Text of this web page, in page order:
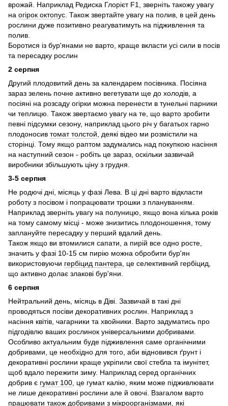
врожай. Наприклад Редиска Глорієт F1, зверніть такожу увагу
на огірок октопус. Також звертайте увагу на полив, в цей день
рослини дуже позитивно реагуватимуть на підживлення та
полив.
Боротися із бур'янами не варто, краще вкласти усі сили в посів
та пересадку рослин
2 серпня
Другий плодовитий день за календарем посівника. Посіяна
зараз зелень почне активно вегетувати ще до холодів, а
посіяні на розсаду огірки можна перенести в тунельні парники
чи теплицю. Також звертаємо увагу на те, що варто зробити
певні підсумки сезону, наприклад цього річ у багатьох гарно
плодоносив томат толстой, деякі відео ми розмістили на
сторінці. Тому якщо раптом задумались над покупкою насіння
на наступний сезон - робіть це зараз, оскільки зазвичай
виробники збільшують ціну з грудня.
3-5 серпня
Не родючі дні, місяць у фазі Лева. В ці дні варто відкласти
роботу з посівом і попрацювати трошки з плануванням.
Наприклад зверніть увагу на полуницю, якщо вона кілька років
на тому самому місці - може знизитись плодоношення, тому
заплануйте пересадку у перший вдалий день.
Також якщо ви втомилися сапати, а пирій все одно росте,
значить у фазі 10-15 см пирію можна обробити бур'ян
використовуючи гербіцид пантера, це селективний гербіцид,
що активно долає злакові бур'яни.
6 серпня
Нейтральний день, місяць в Діві. Зазвичай в такі дні
проводяться посіви декоративних рослин. Наприклад з
насіння квітів, чагарники та хвойники. Варто задуматись про
підгодівлю ваших рослинок універсальними добривами.
Особливо актуальним буде підживлення саме органічними
добривами, це необхідно для того, аби відновився ґрунт і
декоративні рослини краще укріпили свої стебла та імунітет,
щоб вдало пережити зиму. Наприклад серед органічних
добрив є гумат 100, це гумат калію, яким може підживлювати
не лише декоративні рослини але й овочі. Взагалом варто
працювати також добривами з мікроорганізмами, які